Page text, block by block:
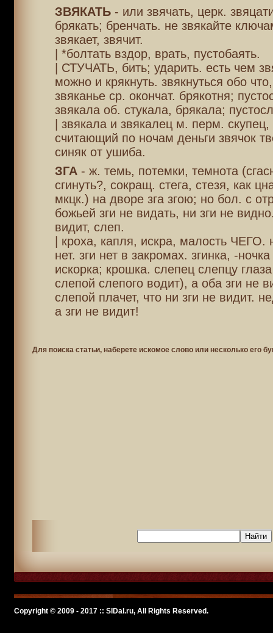
ЗВЯКАТЬ- или звячать, церк.
брякать; бренчать. не звякайте
звякает, звячит.
| *болтать вздор, врать, пустобаять.
| СТУЧАТЬ, бить; ударить. есть чем
можно и крякнуть. звякнуться обо
звяканье ср. окончат. брякотня;
звякала об. стукала, брякала;
| звякала и звякалец м. перм. скупец,
считающий по ночам деньги звячок
синяк от ушиба.
ЗГА- ж. темь, потемки, темнота
сгинуть?, сокращ. стега, стезя, как
мкцк.) на дворе зга згою; но бол. с
божьей зги не видать, ни зги не
видит, слеп.
| кроха, капля, искра, малость ЧЕГО.
нет. зги нет в закромах. згинка, -
искорка; крошка. слепец слепцу
слепой слепого водит), а оба зги не
слепой плачет, что ни зги не видит.
а зги не видит!
Для поиска статьи, наберете искомое слово или несколько его
Copyright © 2009 - 2017 :: SlDal.ru, All Rights Reserved.